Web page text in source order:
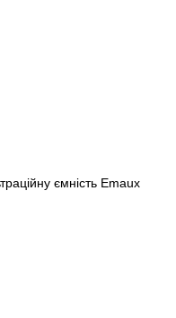
ємність Emaux